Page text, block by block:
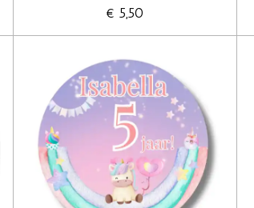
€ 5,50